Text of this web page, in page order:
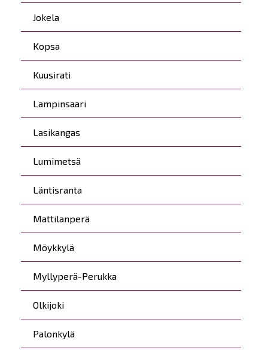
Jokela
Kopsa
Kuusirati
Lampinsaari
Lasikangas
Lumimetsä
Läntisranta
Mattilanperä
Möykkylä
Myllyperä-Perukka
Olkijoki
Palonkylä